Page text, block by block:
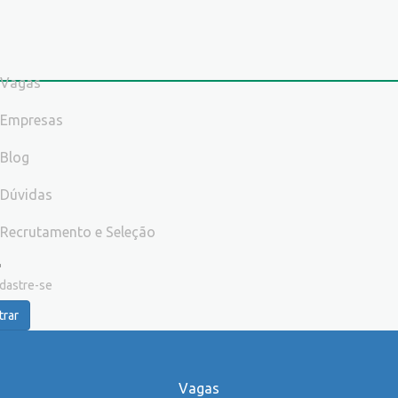
Vagas
Empresas
Blog
Dúvidas
Recrutamento e Seleção
se
Vagas